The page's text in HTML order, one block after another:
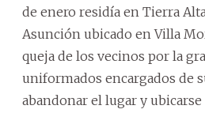
de enero residía en Tierra
Asunción ubicado en Villa
queja de los vecinos por la
uniformados encargados de
abandonar el lugar y